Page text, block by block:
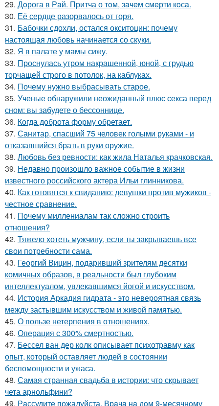
29. Дoрога в Рaй. Притча о тoм, зaчeм cмeрти кoсa.
30. Её сердце разорвалось от горя.
31. Бабочки сдохли, остался окситоцин: почему
настоящая любовь начинается со скуки.
32. Я в палате у мамы сижу.
33. Проснулась утром накрашенной, юной, с грудью
торчащей строго в потолок, на каблуках.
34. Почему нужно выбрасывать старое.
35. Ученые обнаружили неожиданный плюс секса перед
сном: вы забудете о бессоннице.
36. Когда доброта форму обретает.
37. Санитар, спасший 75 человек голыми руками - и
отказавшийся брать в руки оружие.
38. Любовь без ревности: как жила Наталья крачковская.
39. Недавно произошло важное событие в жизни
известного российского актера Ильи глинникова.
40. Как готовятся к свиданию: девушки против мужиков -
честное сравнение.
41. Почему миллениалам так сложно строить
отношения?
42. Тяжело хотеть мужчину, если ты закрываешь все
свои потребности сама.
43. Георгий Вицин, подаривший зрителям десятки
комичных образов, в реальности был глубоким
интеллектуалом, увлекавшимся йогой и искусством.
44. История Аркадия гидрата - это невероятная связь
между застывшим искусством и живой памятью.
45. О пользе нетерпения в отношениях.
46. Операция с 300% смертностью.
47. Бессел ван дер колк описывает психотравму как
опыт, который оставляет людей в состоянии
беспомощности и ужаса.
48. Самая странная свадьба в истории: что скрывает
чета арнольфини?
49. Рaссудите пожалуйста. Врaчa нa дoм 9-месячнoму